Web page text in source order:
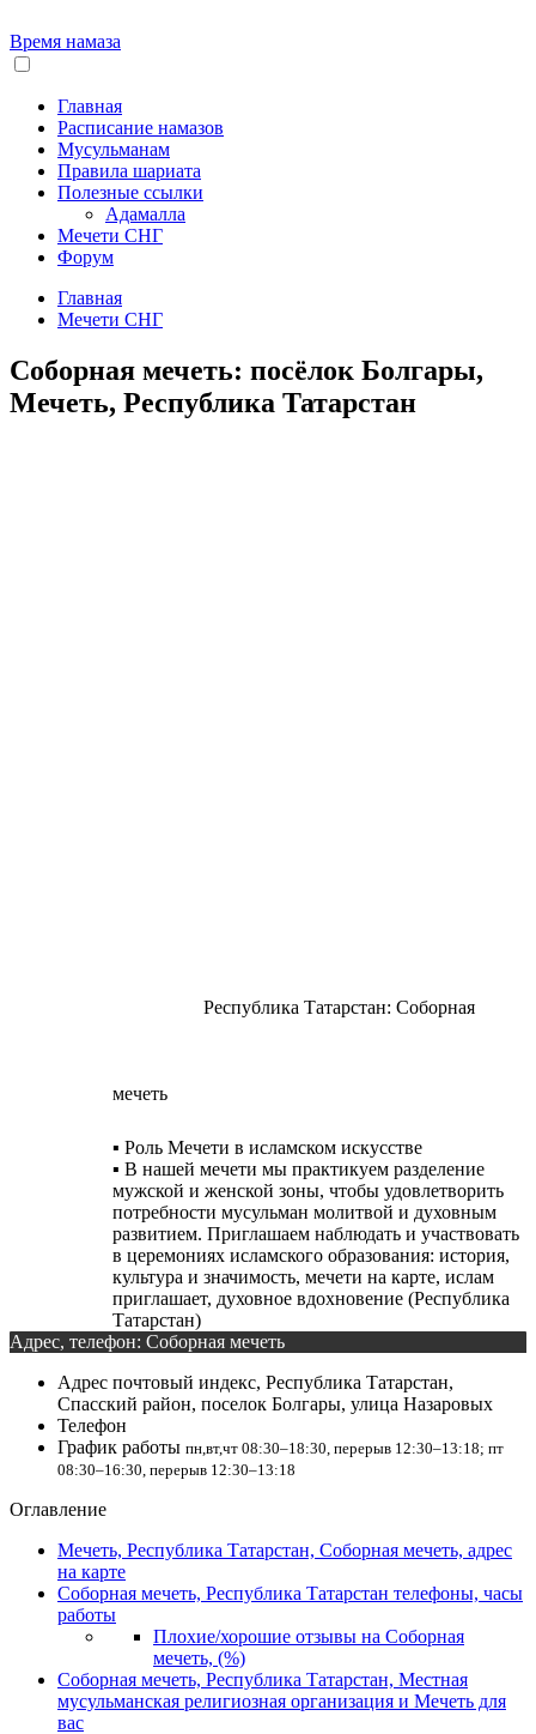
Время намаза
Главная
Расписание намазов
Мусульманам
Правила шариата
Полезные ссылки
Адамалла
Мечети СНГ
Форум
Главная
Мечети СНГ
Соборная мечеть: посёлок Болгары,
Мечеть, Республика Татарстан
Республика Татарстан: Соборная
мечеть
▪️ Роль Мечети в исламском искусстве
▪️ В нашей мечети мы практикуем разделение
мужской и женской зоны, чтобы удовлетворить
потребности мусульман молитвой и духовным
развитием. Приглашаем наблюдать и участвовать
в церемониях исламского образования: история,
культура и значимость, мечети на карте, ислам
приглашает, духовное вдохновение (Республика
Татарстан)
Адрес, телефон: Соборная мечеть
Адрес почтовый индекс, Республика Татарстан,
Спасский район, поселок Болгары, улица Назаровых
Телефон
График работы пн,вт,чт 08:30–18:30, перерыв 12:30–13:18; пт
08:30–16:30, перерыв 12:30–13:18
Оглавление
Мечеть, Республика Татарстан, Соборная мечеть, адрес
на карте
Соборная мечеть, Республика Татарстан телефоны, часы
работы
Плохие/хорошие отзывы на Соборная
мечеть, (%)
Соборная мечеть, Республика Татарстан, Местная
мусульманская религиозная организация и Мечеть для
вас